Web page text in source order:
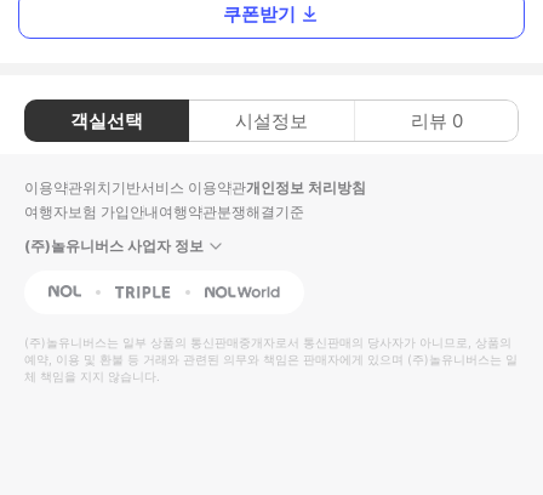
쿠폰받기
객실선택 시설정보 리뷰 0
이용약관위치기반서비스 이용약관개인정보 처리방침
여행자보험 가입안내여행약관분쟁해결기준
(주)놀유니버스 사업자 정보
NOL Triple Interpark Global
(주)놀유니버스는 일부 상품의 통신판매중개자로서 통신판매의 당사자가 아니므로, 상품의
예약, 이용 및 환불 등 거래와 관련된 의무와 책임은 판매자에게 있으며 (주)놀유니버스는 일
체 책임을 지지 않습니다.